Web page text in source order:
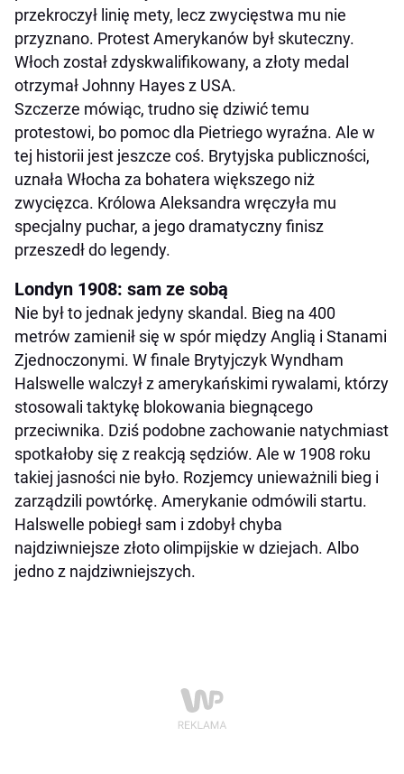
przekroczył linię mety, lecz zwycięstwa mu nie
przyznano. Protest Amerykanów był skuteczny.
Włoch został zdyskwalifikowany, a złoty medal
otrzymał Johnny Hayes z USA.
Szczerze mówiąc, trudno się dziwić temu
protestowi, bo pomoc dla Pietriego wyraźna. Ale w
tej historii jest jeszcze coś. Brytyjska publiczności,
uznała Włocha za bohatera większego niż
zwycięzca. Królowa Aleksandra wręczyła mu
specjalny puchar, a jego dramatyczny finisz
przeszedł do legendy.
Londyn 1908: sam ze sobą
Nie był to jednak jedyny skandal. Bieg na 400
metrów zamienił się w spór między Anglią i Stanami
Zjednoczonymi. W finale Brytyjczyk Wyndham
Halswelle walczył z amerykańskimi rywalami, którzy
stosowali taktykę blokowania biegnącego
przeciwnika. Dziś podobne zachowanie natychmiast
spotkałoby się z reakcją sędziów. Ale w 1908 roku
takiej jasności nie było. Rozjemcy unieważnili bieg i
zarządzili powtórkę. Amerykanie odmówili startu.
Halswelle pobiegł sam i zdobył chyba
najdziwniejsze złoto olimpijskie w dziejach. Albo
jedno z najdziwniejszych.